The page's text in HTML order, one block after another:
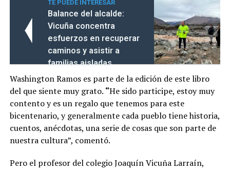
TE PUEDE INTERESAR
Balance del alcalde:
Vicuña concentra
esfuerzos en recuperar
caminos y asistir a
familias aisladas
Washington Ramos es parte de la edición de este libro
del que siente muy grato. “He sido participe, estoy muy
contento y es un regalo que tenemos para este
bicentenario, y generalmente cada pueblo tiene historia,
cuentos, anécdotas, una serie de cosas que son parte de
nuestra cultura”, comentó.
Pero el profesor del colegio Joaquín Vicuña Larraín,